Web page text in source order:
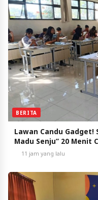
BERITA
Lawan Candu Gadget!
Madu Senju” 20 Menit
11 jam yang lalu